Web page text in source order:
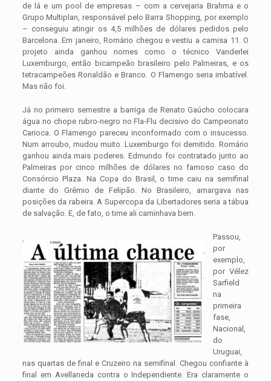
de lá e um pool de empresas – com a cervejaria Brahma e o
Grupo Multiplan, responsável pelo Barra Shopping, por exemplo
– conseguiu atingir os 4,5 milhões de dólares pedidos pelo
Barcelona. Em janeiro, Romário chegou e vestiu a camisa 11. O
projeto ainda ganhou nomes como o técnico Vanderlei
Luxemburgo, então bicampeão brasileiro pelo Palmeiras, e os
tetracampeões Ronaldão e Branco. O Flamengo seria imbatível.
Mas não foi.
Já no primeiro semestre a barriga de Renato Gaúcho colocara
água no chope rubro-negro no Fla-Flu decisivo do Campeonato
Carioca. O Flamengo pareceu inconformado com o insucesso.
Num arroubo, mudou muito. Luxemburgo foi demitido. Romário
ganhou ainda mais poderes. Edmundo foi contratado junto ao
Palmeiras por cinco milhões de dólares no famoso caso do
Consórcio Plaza. Na Copa do Brasil, o time caiu na semifinal
diante do Grêmio de Felipão. No Brasileiro, amargava nas
posições da rabeira. A Supercopa da Libertadores seria a tábua
de salvação. E, de fato, o time ali caminhava bem.
Passou,
por
exemplo,
por Vélez
Sarfield
na
primeira
fase,
Nacional,
do
Uruguai,
nas quartas de final e Cruzeiro na semifinal. Chegou confiante à
final em Avellaneda contra o Independiente. Era claramente o